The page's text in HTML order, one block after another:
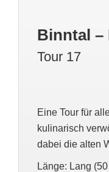
Binntal –
Tour 17
Eine Tour für
kulinarisch
dabei die alten
Länge: Lang